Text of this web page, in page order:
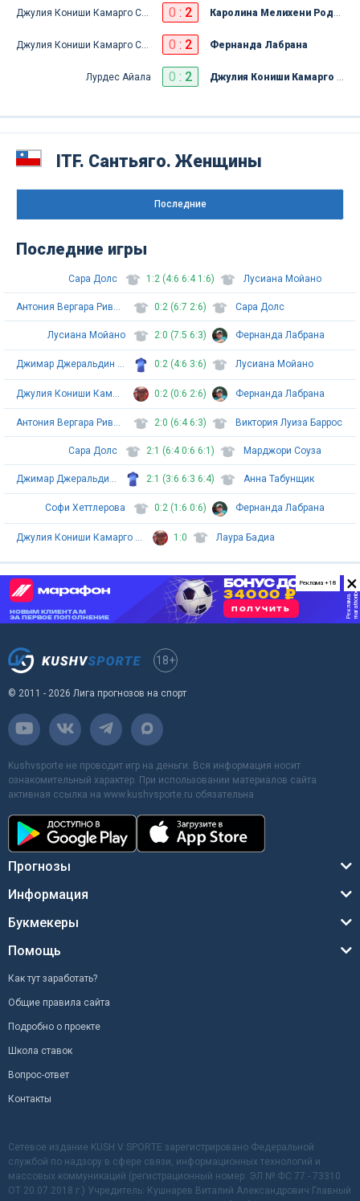
Джулия Кониши Камарго Сильва 0 : 2 Каролина Мелихени Родригес Альвес
Джулия Кониши Камарго Сильва 0 : 2 Фернанда Лабрана
Лурдес Айала 0 : 2 Джулия Кониши Камарго Сильва
ITF. Сантьяго. Женщины
Последниe
Последние игры
Сара Долс 1:2 (4:6 6:4 1:6) Лусиана Мойано
Антония Вергара Ривера 0:2 (6:7 2:6) Сара Долс
Лусиана Мойано 2:0 (7:5 6:3) Фернанда Лабрана
Джимар Джеральдин Джеральд Гонзалез 0:2 (4:6 3:6) Лусиана Мойано
0:2 (0:6 2:6) Фернанда Лабрана
Антония Вергара Ривера 2:0 (6:4 6:3) Виктория Луиза Баррос
Сара Долс 2:1 (6:4 0:6 6:1) Марджори Соуза
Джимар Джеральдин Джеральд Гонзалез 2:1 (3:6 6:3 6:4) Анна Табунщик
Софи Хеттлерова 0:2 (1:6 0:6) Фернанда Лабрана
1:0 Лаура Бадиа
×
Реклама +18
18+
© 2011 - 2026 Лига прогнозов на спорт
Kushvsporte не проводит игр на деньги. Вся информация носит
ознакомительный характер. При использовании материалов сайта
активная ссылка на www.kushvsporte.ru обязательна
Прогнозы
Информация
Букмекеры
Помощь
Как тут заработать?
Общие правила сайта
Подробно о проекте
Школа ставок
Вопрос-ответ
Контакты
Сетевое издание KUSH V SPORTE зарегистрировано Федеральной
службой по надзору в сфере связи, информационных технологий и
массовых коммуникаций (регистрационный номер: ЭЛ № ФС 77 - 73310
ОТ 20.07.2018 г.) Учредитель: Кушнарев Виталий Александрович Главный